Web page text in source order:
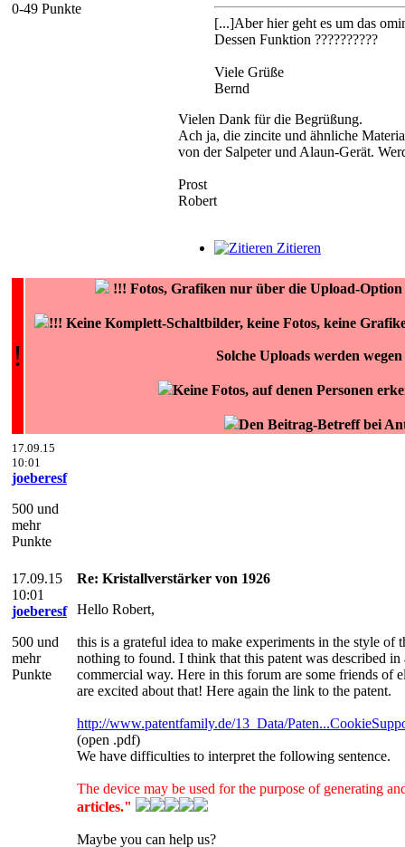
0-49 Punkte
[...]Aber hier geht es um das
Dessen Funktion ??????????
Viele Grüße
Bernd
Vielen Dank für die Begrüßung.
Ach ja, die zincite und ähnliche
von der Salpeter und Alaun-Gerät.
Prost
Robert
Zitieren
!
!!! Fotos, Grafiken nur über die Upload-
!!! Keine Komplett-Schaltbilder, keine Fotos, keine
Solche Uploads werden
Keine Fotos, auf denen Personen
Den Beitrag-Betreff bei
17.09.15
10:01
joeberesf
500 und
mehr
Punkte
17.09.15
10:01
joeberesf
500 und
mehr
Punkte
Re: Kristallverstärker von 1926
Hello Robert,
this is a grateful idea to make experiments in the style
nothing to found. I think that this patent was described
commercial way. Here in this forum are some friends of
are excited about that! Here again the link to the patent.
http://www.patentfamily.de/13_Data/
(open .pdf)
We have difficulties to interpret the following sentence.
The device may be used for the purpose of generating
articles."
Maybe you can help us?